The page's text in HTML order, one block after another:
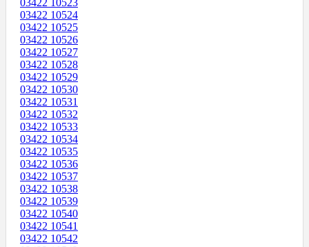
03422 10523
03422 10524
03422 10525
03422 10526
03422 10527
03422 10528
03422 10529
03422 10530
03422 10531
03422 10532
03422 10533
03422 10534
03422 10535
03422 10536
03422 10537
03422 10538
03422 10539
03422 10540
03422 10541
03422 10542